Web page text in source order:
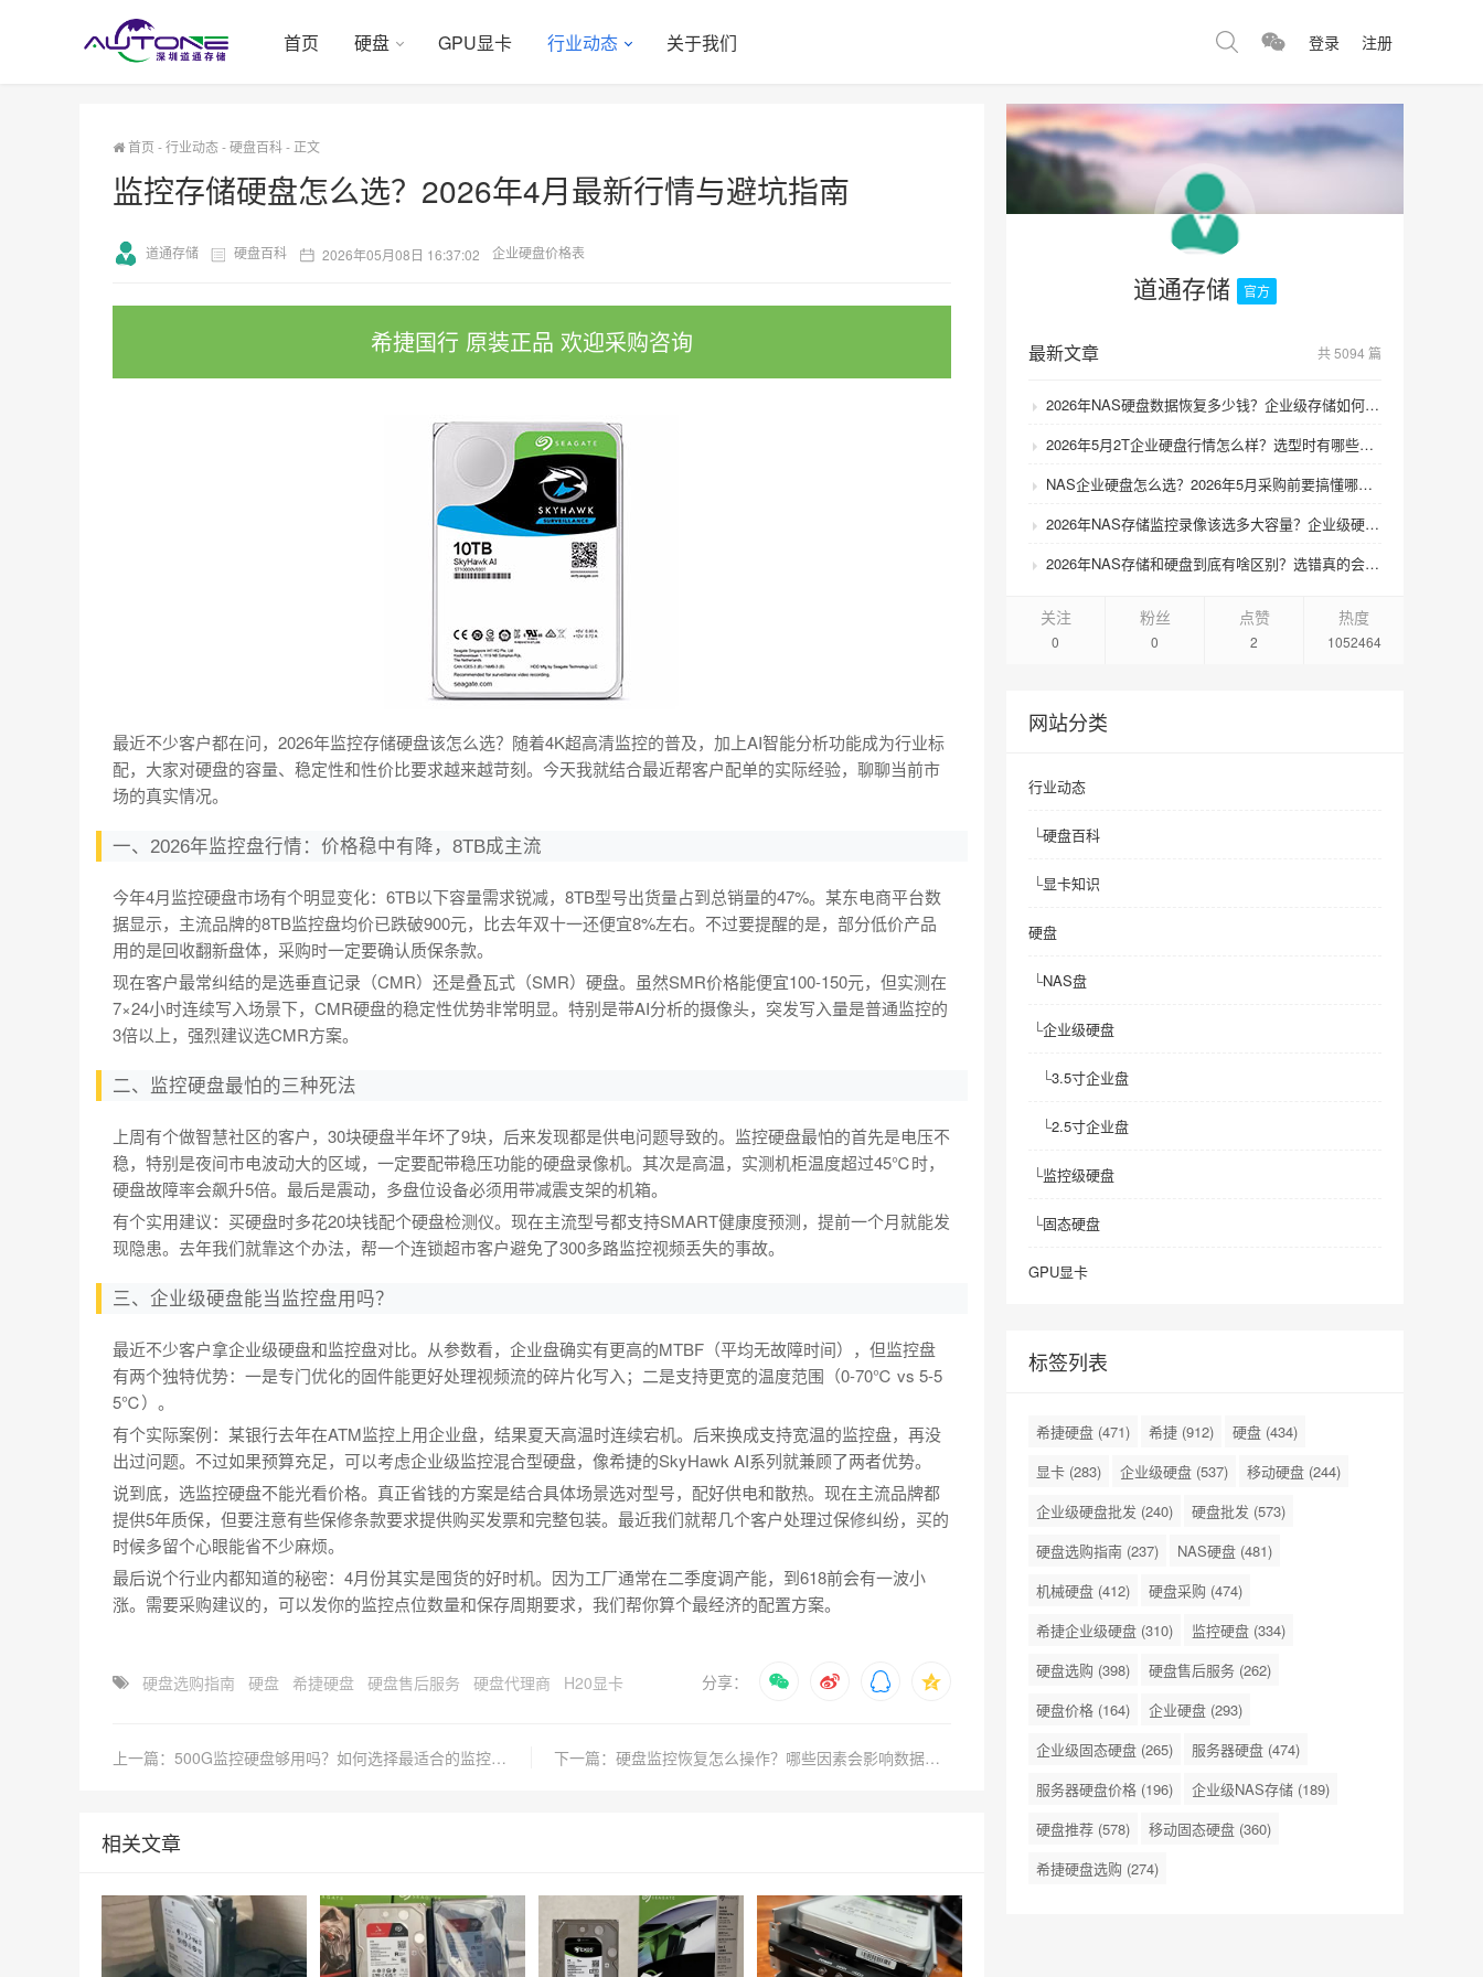
首页 硬盘 GPU显卡 行业动态 关于我们 登录 注册
首页 -行业动态-硬盘百科- 正文
监控存储硬盘怎么选？2026年4月最新行情与避坑指南
道通存储 硬盘百科 2026年05月08日 16:37:02 企业硬盘价格表
希捷国行 原装正品 欢迎采购咨询
最近不少客户都在问，2026年监控存储硬盘该怎么选？随着4K超高清监控的普及，加上AI智能分析功能成为行业标
配，大家对硬盘的容量、稳定性和性价比要求越来越苛刻。今天我就结合最近帮客户配单的实际经验，聊聊当前市
场的真实情况。
一、2026年监控盘行情：价格稳中有降，8TB成主流
今年4月监控硬盘市场有个明显变化：6TB以下容量需求锐减，8TB型号出货量占到总销量的47%。某东电商平台数
据显示，主流品牌的8TB监控盘均价已跌破900元，比去年双十一还便宜8%左右。不过要提醒的是，部分低价产品
用的是回收翻新盘体，采购时一定要确认质保条款。
现在客户最常纠结的是选垂直记录（CMR）还是叠瓦式（SMR）硬盘。虽然SMR价格能便宜100-150元，但实测在
7×24小时连续写入场景下，CMR硬盘的稳定性优势非常明显。特别是带AI分析的摄像头，突发写入量是普通监控的
3倍以上，强烈建议选CMR方案。
二、监控硬盘最怕的三种死法
上周有个做智慧社区的客户，30块硬盘半年坏了9块，后来发现都是供电问题导致的。监控硬盘最怕的首先是电压不
稳，特别是夜间市电波动大的区域，一定要配带稳压功能的硬盘录像机。其次是高温，实测机柜温度超过45℃时，
硬盘故障率会飙升5倍。最后是震动，多盘位设备必须用带减震支架的机箱。
有个实用建议：买硬盘时多花20块钱配个硬盘检测仪。现在主流型号都支持SMART健康度预测，提前一个月就能发
现隐患。去年我们就靠这个办法，帮一个连锁超市客户避免了300多路监控视频丢失的事故。
三、企业级硬盘能当监控盘用吗？
最近不少客户拿企业级硬盘和监控盘对比。从参数看，企业盘确实有更高的MTBF（平均无故障时间），但监控盘
有两个独特优势：一是专门优化的固件能更好处理视频流的碎片化写入；二是支持更宽的温度范围（0-70℃ vs 5-5
5℃）。
有个实际案例：某银行去年在ATM监控上用企业盘，结果夏天高温时连续宕机。后来换成支持宽温的监控盘，再没
出过问题。不过如果预算充足，可以考虑企业级监控混合型硬盘，像希捷的SkyHawk AI系列就兼顾了两者优势。
说到底，选监控硬盘不能光看价格。真正省钱的方案是结合具体场景选对型号，配好供电和散热。现在主流品牌都
提供5年质保，但要注意有些保修条款要求提供购买发票和完整包装。最近我们就帮几个客户处理过保修纠纷，买的
时候多留个心眼能省不少麻烦。
最后说个行业内都知道的秘密：4月份其实是囤货的好时机。因为工厂通常在二季度调产能，到618前会有一波小
涨。需要采购建议的，可以发你的监控点位数量和保存周期要求，我们帮你算个最经济的配置方案。
硬盘选购指南 硬盘 希捷硬盘 硬盘售后服务 硬盘代理商 H20显卡 分享：
上一篇：500G监控硬盘够用吗？如何选择最适合的监控存储方案？ 下一篇：硬盘监控恢复怎么操作？哪些因素会影响数据恢复成功率？
相关文章
道通存储 官方
最新文章 共 5094 篇
2026年NAS硬盘数据恢复多少钱？企业级存储如何避免数据丢失风险？
2026年5月2T企业硬盘行情怎么样？选型时有哪些避坑技巧？
NAS企业硬盘怎么选？2026年5月采购前要搞懂哪些坑？
2026年NAS存储监控录像该选多大容量？企业级硬盘怎么搭配才划算？
2026年NAS存储和硬盘到底有啥区别？选错真的会后悔吗？
关注
0
粉丝
0
点赞
2
热度
1052464
网站分类
行业动态
└硬盘百科
└显卡知识
硬盘
└NAS盘
└企业级硬盘
└3.5寸企业盘
└2.5寸企业盘
└监控级硬盘
└固态硬盘
GPU显卡
标签列表
希捷硬盘 (471) 希捷 (912) 硬盘 (434)
显卡 (283) 企业级硬盘 (537) 移动硬盘 (244)
企业级硬盘批发 (240) 硬盘批发 (573)
硬盘选购指南 (237) NAS硬盘 (481)
机械硬盘 (412) 硬盘采购 (474)
希捷企业级硬盘 (310) 监控硬盘 (334)
硬盘选购 (398) 硬盘售后服务 (262)
硬盘价格 (164) 企业硬盘 (293)
企业级固态硬盘 (265) 服务器硬盘 (474)
服务器硬盘价格 (196) 企业级NAS存储 (189)
硬盘推荐 (578) 移动固态硬盘 (360)
希捷硬盘选购 (274)